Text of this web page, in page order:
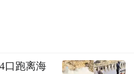
口跑离海